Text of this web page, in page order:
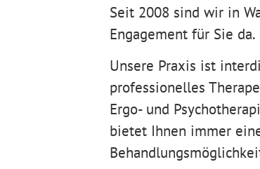
Seit 2008 sind wir in
Engagement für Sie da.
Unsere Praxis ist
professionelles
Ergo- und
bietet Ihnen immer